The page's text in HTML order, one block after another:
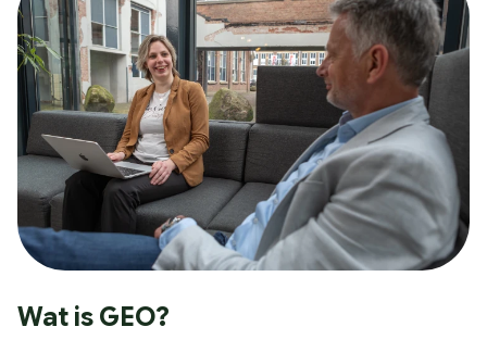
Ontwerp
Huisstijl ontwerp
Website ontwerp
App ontwerp
Campagne design
Presteren
SEO & GEO
Google Analytics
Conversie en optimalisatie
Wat is GEO?